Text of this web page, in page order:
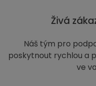
Živá
Náš tým pro
poskytnout rychlou a
ve